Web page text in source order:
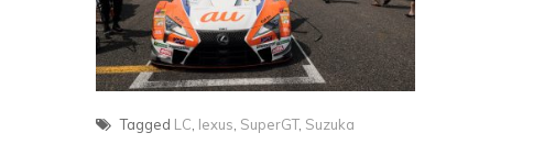
Tagged LC lexus SuperGT, Suzuka